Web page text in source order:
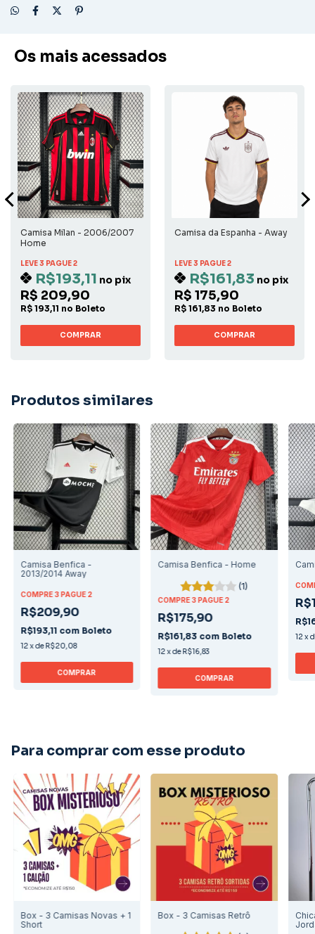
Os mais acessados
Camisa Milan - 2006/2007
Home
LEVE 3 PAGUE 2
R$193,11 no pix
R$ 209,90
R$ 193,11 no Boleto
COMPRAR
Camisa da Espanha - Away
LEVE 3 PAGUE 2
R$161,83 no pix
R$ 175,90
R$ 161,83 no Boleto
COMPRAR
Produtos similares
Camisa Benfica -
2013/2014 Away
COMPRE 3 PAGUE 2
R$209,90
R$193,11 com Boleto
12xde R$20,08
COMPRAR
Camisa Benfica - Home
(1)
COMPRE 3 PAGUE 2
R$175,90
R$161,83 com Boleto
12xde R$16,83
COMPRAR
12 x
Para comprar com esse produto
Box - 3 Camisas Novas + 1
Short
Box - 3 Camisas Retrô